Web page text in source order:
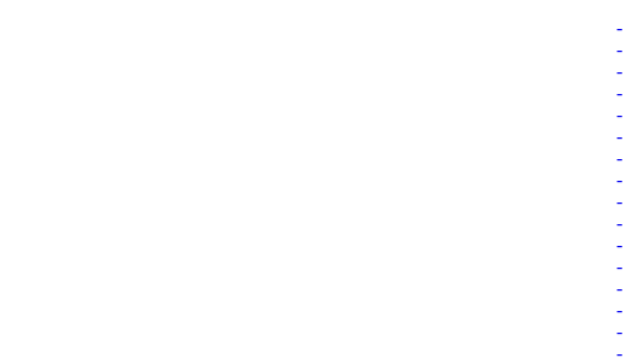
-
-
-
-
-
-
-
-
-
-
-
-
-
-
-
-